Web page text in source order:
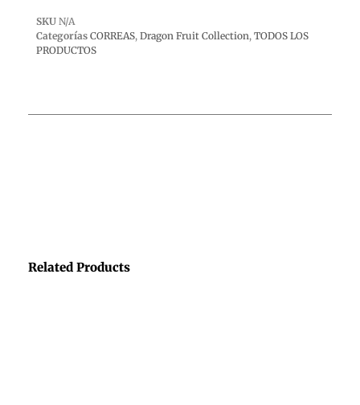
Related Products
SKU N/A
Categorías CORREAS, Dragon Fruit Collection, TODOS LOS
PRODUCTOS